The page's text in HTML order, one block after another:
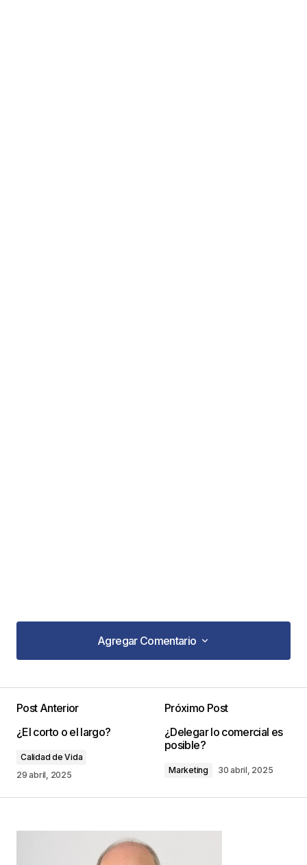
Agregar Comentario
Agregar Comentario
publicada. Los campos obligatorios están
Post Anterior
¿El corto o el largo?
Calidad de Vida
29 abril, 2025
Próximo Post
¿Delegar lo comercial es
posible?
Marketing 30 abril, 2025